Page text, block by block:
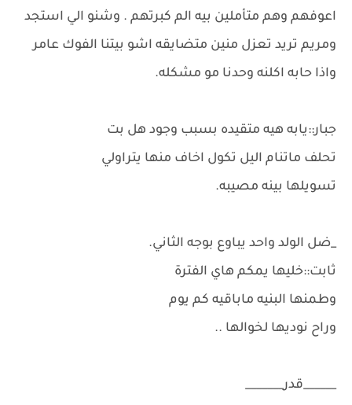
اعوفهم وهم متأملين بيه الم كبرتهم . وشنو الي استجد
ومريم تريد تعزل منين متضايقه اشو بيتنا الفوك عامر
واذا حابه اكلنه وحدنا مو مشكله.
جبار::يابه هيه متقيده بسبب وجود هل بت
تحلف ماتنام اليل تكول اخاف منها يتراولي
تسويلها بينه مصيبه.
_ضل الولد واحد يباوع بوجه الثاني.
ثابت::خليها يمكم هاي الفترة
وطمنها البنيه ماباقيه كم يوم
وراح نوديها لخوالها ..
______قدر_______